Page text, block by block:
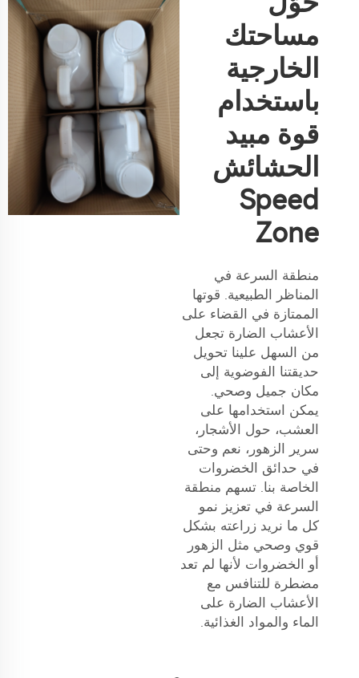
مساحتك
الخارجية
باستخدام
قوة مبيد
الحشائش
Speed
Zone
منطقة السرعة في
المناظر الطبيعية. قوتها
الممتازة في القضاء على
الأعشاب الضارة تجعل
من السهل علينا تحويل
حديقتنا الفوضوية إلى
مكان جميل وصحي.
يمكن استخدامها على
العشب، حول الأشجار،
سرير الزهور، نعم وحتى
في حدائق الخضروات
الخاصة بنا. تسهم منطقة
السرعة في تعزيز نمو
كل ما نريد زراعته بشكل
قوي وصحي مثل الزهور
أو الخضروات لأنها لم تعد
مضطرة للتنافس مع
الأعشاب الضارة على
الماء والمواد الغذائية.